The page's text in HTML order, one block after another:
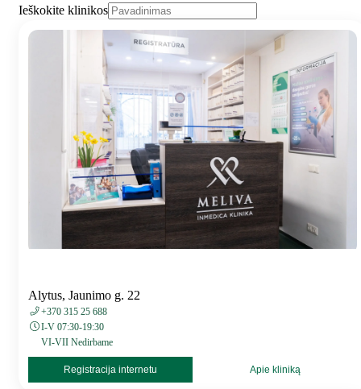
Ieškokite klinikos
Alytus, Jaunimo g. 22
+370 315 25 688
I-V 07:30-19:30
VI-VII Nedirbame
Registracija internetu Apie kliniką